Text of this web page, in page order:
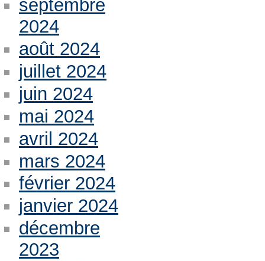
septembre
2024
août 2024
juillet 2024
juin 2024
mai 2024
avril 2024
mars 2024
février 2024
janvier 2024
décembre
2023